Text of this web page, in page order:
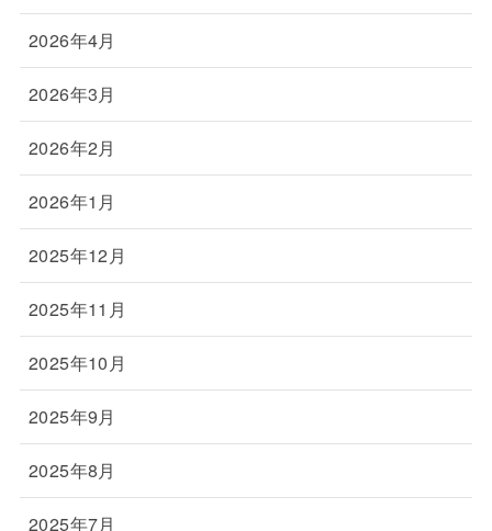
2026年4月
2026年3月
2026年2月
2026年1月
2025年12月
2025年11月
2025年10月
2025年9月
2025年8月
2025年7月